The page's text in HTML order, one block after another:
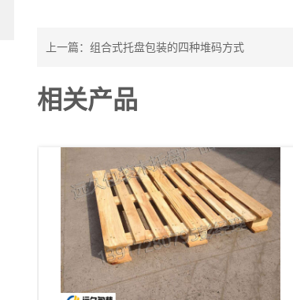
上一篇：组合式托盘包装的四种堆码方式
相关产品